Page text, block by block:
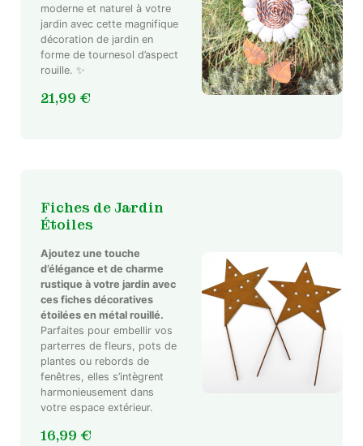
moderne et naturel à votre
jardin avec cette magnifique
décoration de jardin en
forme de tournesol d’aspect
rouille. ✨
21,99 €
Fiches de Jardin
Étoiles
Ajoutez une touche
d’élégance et de charme
rustique à votre jardin avec
ces fiches décoratives
étoilées en métal rouillé.
Parfaites pour embellir vos
parterres de fleurs, pots de
plantes ou rebords de
fenêtres, elles s’intègrent
harmonieusement dans
votre espace extérieur.
16,99 €